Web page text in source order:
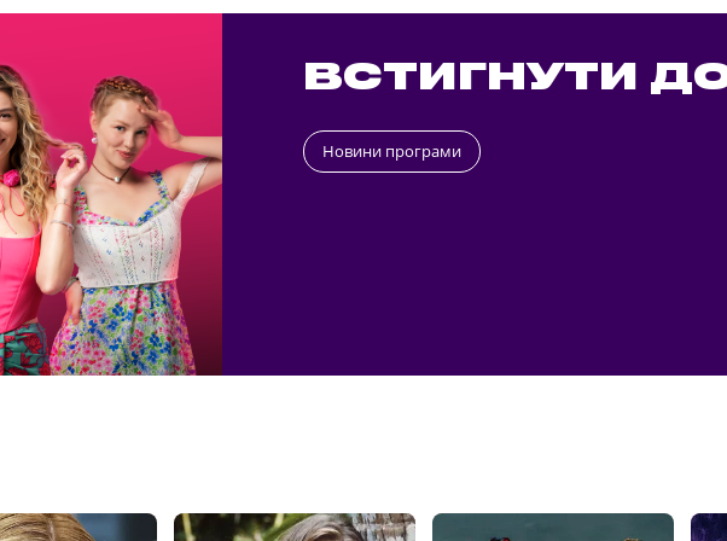
ВСТИГНУТИ
Новини програми